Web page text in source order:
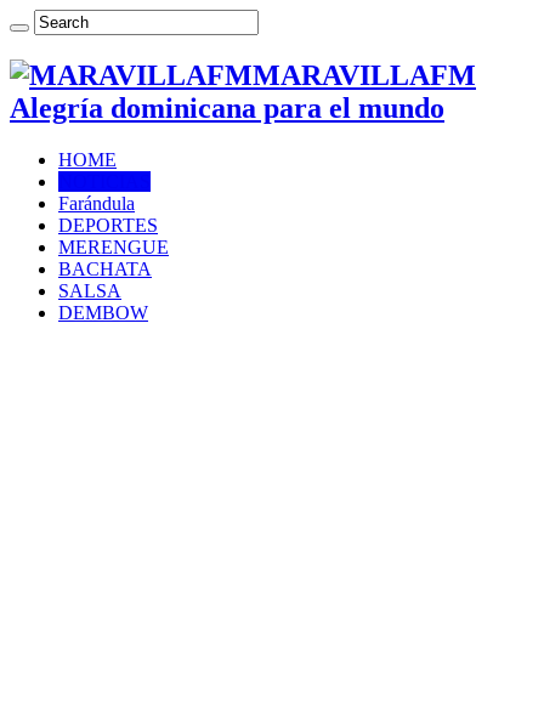
MARAVILLAFM
Alegría dominicana para el mundo
HOME
Farándula
DEPORTES
MERENGUE
BACHATA
SALSA
DEMBOW